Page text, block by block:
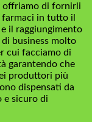
offriamo di fornirli
in tutto il
il raggiungimento
business molto
cui facciamo di
garantendo che
produttori più
dispensati da
e sicuro di